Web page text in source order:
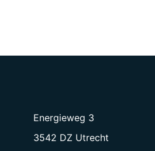
Energieweg 3
3542 DZ Utrecht